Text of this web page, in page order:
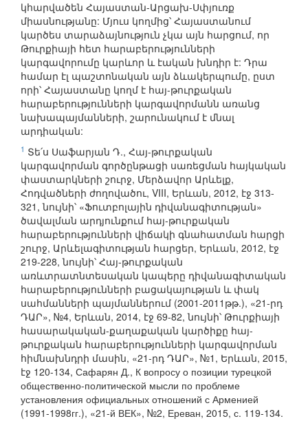
կհարվածեն Հայաստան-Արցախ-Սփյուռք
միասնությանը: Մյուս կողմից՝ Հայաստանում
կարծես տարաձայնություն չկա այն հարցում, որ
Թուրքիայի հետ հարաբերությունների
կարգավորումը կարևոր և էական խնդիր է: Դրա
համար էլ պաշտոնական այն ձևակերպումը, ըստ
որի՝ Հայաստանը կողմ է հայ-թուրքական
հարաբերությունների կարգավորմանն առանց
նախապայմանների, շարունակում է մնալ
արդիական:
1 Տե՛ս Սաֆարյան Դ., Հայ-թուրքական
կարգավորման գործընթացի սառեցման հայկական
փաստարկների շուրջ, Մերձավոր Արևելք,
Հոդվածների ժողովածու, VIII, Երևան, 2012, էջ 313-
321, նույնի՝ «Ֆուտբոլային դիվանագիտության»
ծավալման արդյունքում հայ-թուրքական
հարաբերությունների վիճակի գնահատման հարցի
շուրջ, Արևելագիտության հարցեր, Երևան, 2012, էջ
219-228, նույնի՝ Հայ-թուրքական
առևտրատնտեսական կապերը դիվանագիտական
հարաբերությունների բացակայության և փակ
սահմանների պայմաններում (2001-2011թթ.), «21-րդ
ԴԱՐ», №4, Երևան, 2014, էջ 69-82, նույնի՝ Թուրքիայի
հասարակական-քաղաքական կարծիքը հայ-
թուրքական հարաբերությունների կարգավորման
հիմնախնդրի մասին, «21-րդ ԴԱՐ», №1, Երևան, 2015,
էջ 120-134, Сафарян Д., К вопросу о позиции турецкой
общественно-политической мысли по проблеме
установления официальных отношений с Арменией
(1991-1998гг.), «21-й ВЕК», №2, Ереван, 2015, с. 119-134.